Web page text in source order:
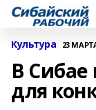
Культура 23
В Сибае
для